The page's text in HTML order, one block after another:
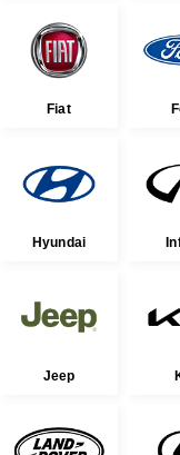
Fiat
Hyundai
Jeep